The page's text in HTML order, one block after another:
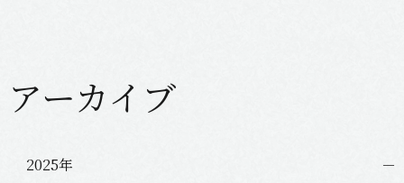
ー
シ
アーカイブ
2025年